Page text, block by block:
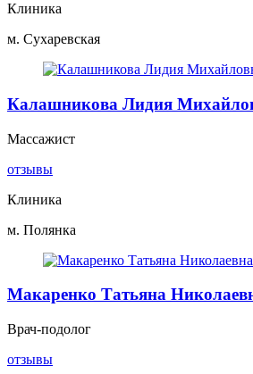
Клиника
м. Сухаревская
Калашникова Лидия
Массажист
отзывы
Клиника
м. Полянка
Макаренко Татьяна
Врач-подолог
отзывы